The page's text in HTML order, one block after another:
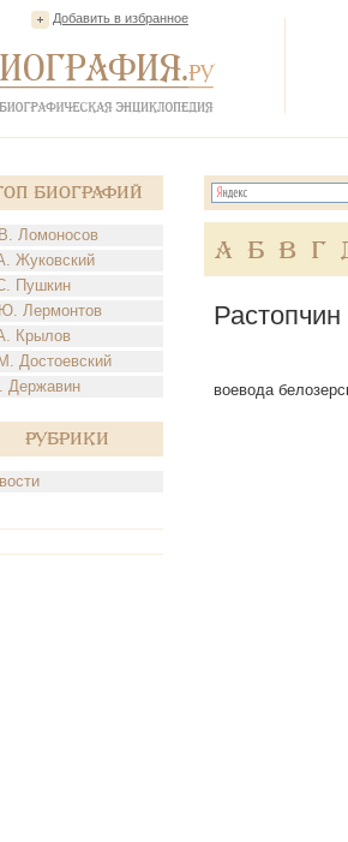
Добавить в избранное
Биографий
Ломоносов
Жуковский
Пушкин
Лермонтов
Крылов
Достоевский
Державин
Рубрики
А Б В Г
воевода